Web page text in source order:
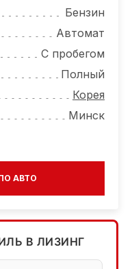
Бензин
Автомат
С пробегом
Полный
Корея
Минск
АВТО
В ЛИЗИНГ